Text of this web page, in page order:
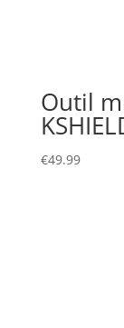
Outil
€49.99